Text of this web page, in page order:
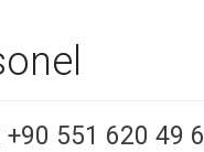
551 620 49